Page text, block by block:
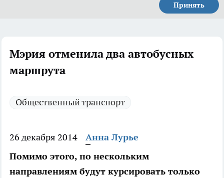
Принять
Мэрия отменила два автобусных
маршрута
Общественный транспорт
26 декабря 2014
Анна Лурье
Помимо этого, по нескольким
направлениям будут курсировать только